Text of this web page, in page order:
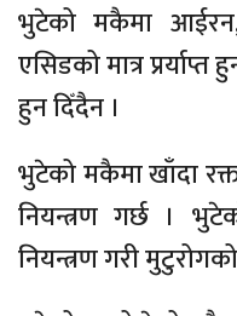
भुटेको मकैमा
एसिडको मात्र
हुन दिँदैन ।
भुटेको मकैमा खाँदा रक्त
नियन्त्रण गर्छ ।
नियन्त्रण गरी